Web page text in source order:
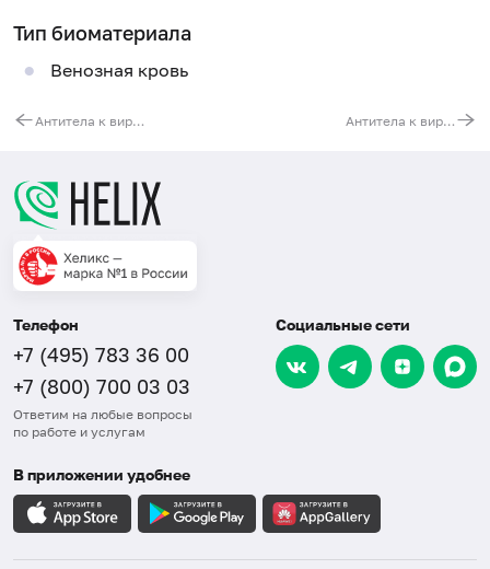
Тип биоматериала
Венозная кровь
Антитела к вирусу простого герпеса (HSV 1, IgG) Антитела к вирусу простого герпеса (HSV 1, IgM)
Телефон
+7 (495) 783 36 00
+7 (800) 700 03 03
Ответим на любые вопросы
по работе и услугам
Социальные сети
В приложении удобнее